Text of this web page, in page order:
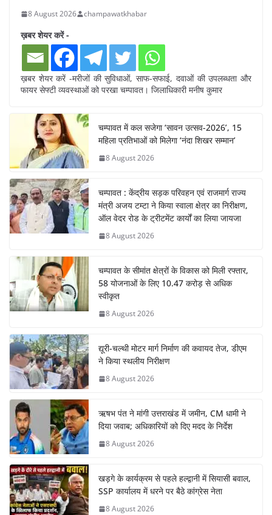
8 August 2026 champawatkhabar
ख़बर शेयर करें -
ख़बर शेयर करें -मरीजों की सुविधाओं, साफ-सफाई, दवाओं की उपलब्धता और
फायर सेफ्टी व्यवस्थाओं को परखा चम्पावत। जिलाधिकारी मनीष कुमार
चम्पावत में कल सजेगा ‘सावन उत्सव-2026’, 15
महिला प्रतिभाओं को मिलेगा ‘नंदा शिखर सम्मान’
8 August 2026
चम्पावत : केंद्रीय सड़क परिवहन एवं राजमार्ग राज्य
मंत्री अजय टम्टा ने किया स्वाला क्षेत्र का निरीक्षण,
ऑल वेदर रोड के ट्रीटमेंट कार्यों का लिया जायजा
8 August 2026
चम्पावत के सीमांत क्षेत्रों के विकास को मिली रफ्तार,
58 योजनाओं के लिए 10.47 करोड़ से अधिक
स्वीकृत
8 August 2026
द्यूरी-चल्थी मोटर मार्ग निर्माण की कवायद तेज, डीएम
ने किया स्थलीय निरीक्षण
8 August 2026
ऋषभ पंत ने मांगी उत्तराखंड में जमीन, CM धामी ने
दिया जवाब; अधिकारियों को दिए मदद के निर्देश
8 August 2026
खड़गे के कार्यक्रम से पहले हल्द्वानी में सियासी बवाल,
SSP कार्यालय में धरने पर बैठे कांग्रेस नेता
8 August 2026